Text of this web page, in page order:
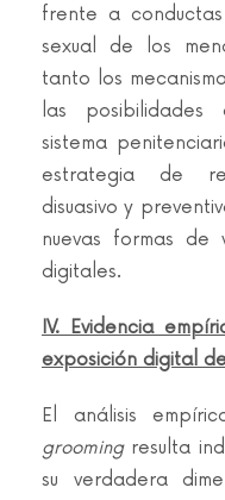
frente a
sexual de los
tanto los
las
sistema
estrategia de
disuasivo y
nuevas formas de
digitales.
IV. Evidencia
exposición digital
El análisis
groomingresulta
su verdadera